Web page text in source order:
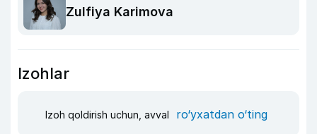
Zulfiya Karimova
Izohlar
Izoh qoldirish uchun, avval ro‘yxatdan o‘ting